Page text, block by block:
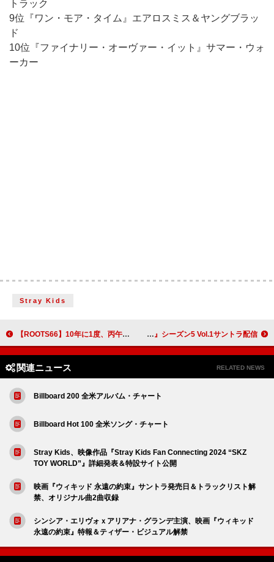
トラック
9位『ワン・モア・タイム』エアロスミス＆ヤングブラッ
ド
10位『ファイナリー・オーヴァー・イット』サマー・ウォ
ーカー
Stray Kids
【ROOTS66】10年に1度、丙午1966年生まれのミュージシャンたちが集結 故マイケル・ジャクソン／ABBA収録、『ストレンジャー・シングス』シーズン5 Vol.1サントラ配信
関連ニュース RELATED NEWS
Billboard 200 全米アルバム・チャート
Billboard Hot 100 全米ソング・チャート
Stray Kids、映像作品『Stray Kids Fan Connecting 2024 “SKZ
TOY WORLD”』詳細発表＆特設サイト公開
映画『ウィキッド 永遠の約束』サントラ発売日＆トラックリスト解
禁、オリジナル曲2曲収録
シンシア・エリヴォｘアリアナ・グランデ主演、映画『ウィキッド
永遠の約束』特報＆ティザー・ビジュアル解禁